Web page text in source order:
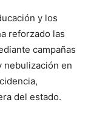
y los
reforzado las
campañas
nebulización en
del estado.